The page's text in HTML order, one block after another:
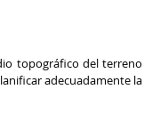
topográfico del terreno
adecuadamente la